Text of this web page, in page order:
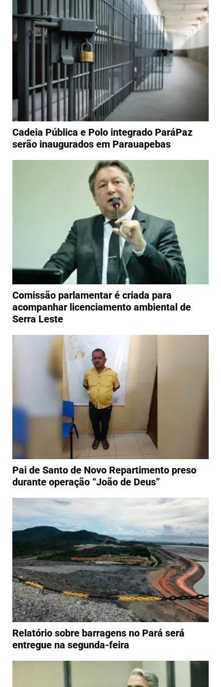
Cadeia Pública e Polo integrado ParáPaz
serão inaugurados em Parauapebas
Comissão parlamentar é criada para
acompanhar licenciamento ambiental de
Serra Leste
Pai de Santo de Novo Repartimento preso
durante operação “João de Deus”
Relatório sobre barragens no Pará será
entregue na segunda-feira